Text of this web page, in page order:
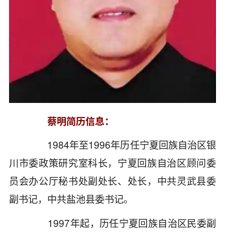
蔡明简历信息：
1984年至1996年历任宁夏回族自治区银
川市委政策研究室科长，宁夏回族自治区顾问委
员会办公厅秘书处副处长、处长，中共灵武县委
副书记，中共盐池县委书记。
1997年起，历任宁夏回族自治区民委副